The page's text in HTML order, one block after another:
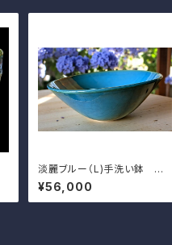
淡麗ブルー（L)手洗い鉢 排
水金具付き
¥56,000